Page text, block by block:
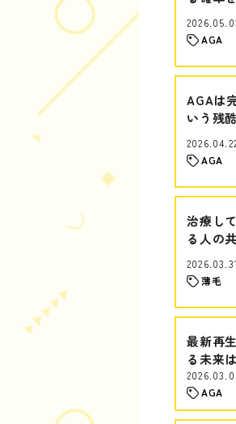
AGA
AGAは
いう残
AGA
治療し
る人の
2026.03.31
薄毛
最新再
る未来
AGA